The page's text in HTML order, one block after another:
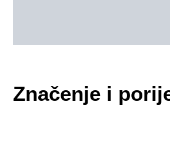
Značenje i